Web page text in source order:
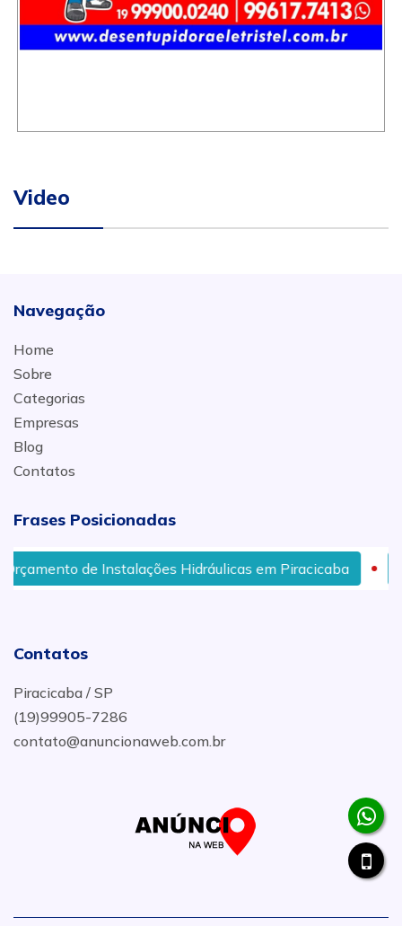
Video
Navegação
Home
Sobre
Categorias
Empresas
Blog
Contatos
Frases Posicionadas
de Instalações Hidráulicas em Piracicaba
Contatos
Piracicaba / SP
(19)99905-7286
contato@anuncionaweb.com.br